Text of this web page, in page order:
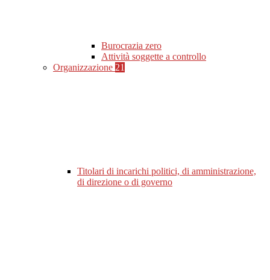
Burocrazia zero
Attività soggette a controllo
Organizzazione 21
Titolari di incarichi politici, di amministrazione,
di direzione o di governo